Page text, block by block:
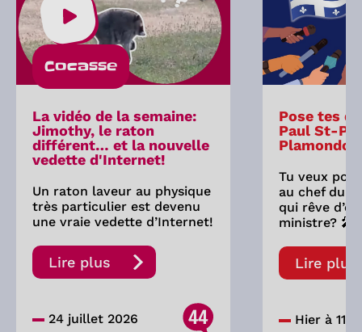
Cocasse
La vidéo de la semaine:
Jimothy, le raton
différent… et la nouvelle
vedette d'Internet!
Un raton laveur au physique
très particulier est devenu
une vraie vedette d’Internet!
Lire plus
24 juillet 2026 44
Pose tes
Paul St-
Tu veux
au chef du
qui rêve
ministre? 🎤
Lire plus
Hier à